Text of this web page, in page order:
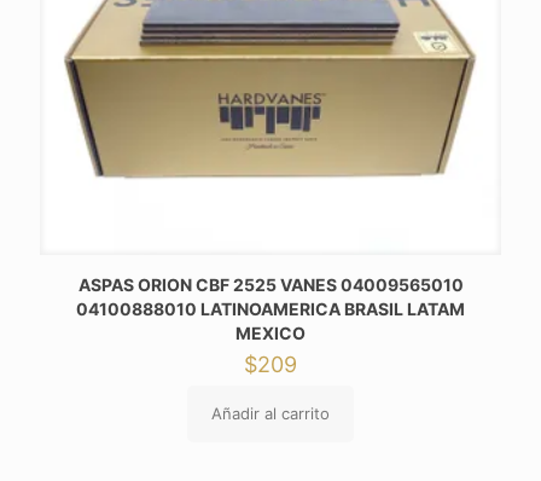
ASPAS ORION CBF 2525 VANES 04009565010
04100888010 LATINOAMERICA BRASIL LATAM
MEXICO
$209
Añadir al carrito